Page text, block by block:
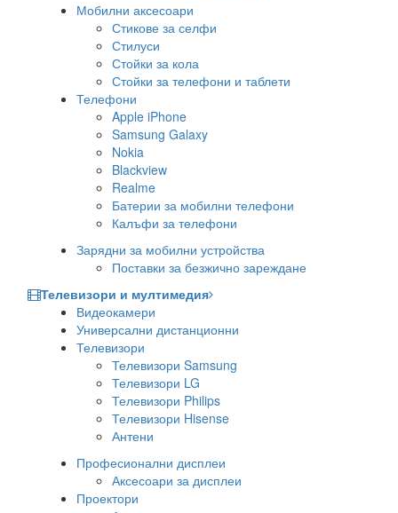
Мобилни аксесоари
Стикове за селфи
Стилуси
Стойки за кола
Стойки за телефони и таблети
Телефони
Apple iPhone
Samsung Galaxy
Nokia
Blackview
Realme
Батерии за мобилни телефони
Калъфи за телефони
Зарядни за мобилни устройства
Поставки за безжично зареждане
Телевизори и мултимедия
Видеокамери
Универсални дистанционни
Телевизори
Телевизори Samsung
Телевизори LG
Телевизори Philips
Телевизори Hisense
Антени
Професионални дисплеи
Аксесоари за дисплеи
Проектори